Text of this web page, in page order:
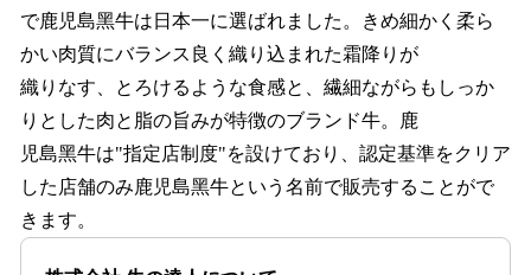
で⿅児島⿊⽜は⽇本⼀に選ばれました。きめ細かく柔ら
かい⾁質にバランス良く織り込まれた霜降りが
織りなす、とろけるような⾷感と、繊細ながらもしっか
りとした⾁と脂の旨みが特徴のブランド⽜。⿅
児島⿊⽜は"指定店制度"を設けており、認定基準をクリア
した店舗のみ⿅児島⿊⽜という名前で販売することがで
きます。